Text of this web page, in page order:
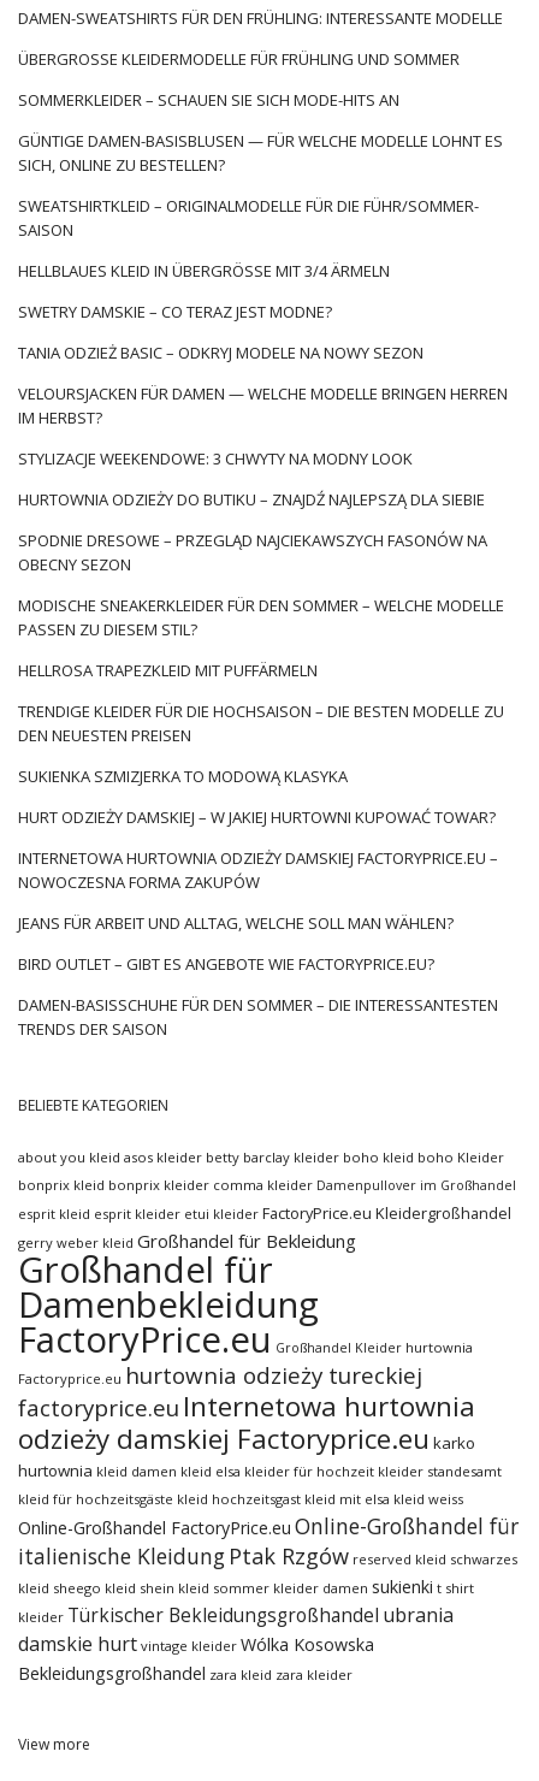
DAMEN-SWEATSHIRTS FÜR DEN FRÜHLING: INTERESSANTE MODELLE
ÜBERGROSSE KLEIDERMODELLE FÜR FRÜHLING UND SOMMER
SOMMERKLEIDER – SCHAUEN SIE SICH MODE-HITS AN
GÜNTIGE DAMEN-BASISBLUSEN — FÜR WELCHE MODELLE LOHNT ES
SICH, ONLINE ZU BESTELLEN?
SWEATSHIRTKLEID – ORIGINALMODELLE FÜR DIE FÜHR/SOMMER-
SAISON
HELLBLAUES KLEID IN ÜBERGRÖSSE MIT 3/4 ÄRMELN
SWETRY DAMSKIE – CO TERAZ JEST MODNE?
TANIA ODZIEŻ BASIC – ODKRYJ MODELE NA NOWY SEZON
VELOURSJACKEN FÜR DAMEN — WELCHE MODELLE BRINGEN HERREN
IM HERBST?
STYLIZACJE WEEKENDOWE: 3 CHWYTY NA MODNY LOOK
HURTOWNIA ODZIEŻY DO BUTIKU – ZNAJDŹ NAJLEPSZĄ DLA SIEBIE
SPODNIE DRESOWE – PRZEGLĄD NAJCIEKAWSZYCH FASONÓW NA
OBECNY SEZON
MODISCHE SNEAKERKLEIDER FÜR DEN SOMMER – WELCHE MODELLE
PASSEN ZU DIESEM STIL?
HELLROSA TRAPEZKLEID MIT PUFFÄRMELN
TRENDIGE KLEIDER FÜR DIE HOCHSAISON – DIE BESTEN MODELLE ZU
DEN NEUESTEN PREISEN
SUKIENKA SZMIZJERKA TO MODOWĄ KLASYKA
HURT ODZIEŻY DAMSKIEJ – W JAKIEJ HURTOWNI KUPOWAĆ TOWAR?
INTERNETOWA HURTOWNIA ODZIEŻY DAMSKIEJ FACTORYPRICE.EU –
NOWOCZESNA FORMA ZAKUPÓW
JEANS FÜR ARBEIT UND ALLTAG, WELCHE SOLL MAN WÄHLEN?
BIRD OUTLET – GIBT ES ANGEBOTE WIE FACTORYPRICE.EU?
DAMEN-BASISSCHUHE FÜR DEN SOMMER – DIE INTERESSANTESTEN
TRENDS DER SAISON
BELIEBTE KATEGORIEN
about you kleid asos kleider betty barclay kleider boho kleid boho Kleider
bonprix kleid bonprix kleider comma kleider Damenpullover im Großhandel
esprit kleid esprit kleider etui kleider FactoryPrice.eu Kleidergroßhandel
gerry weber kleid Großhandel für Bekleidung
Großhandel für
Damenbekleidung
FactoryPrice.eu Großhandel Kleider hurtownia
Factoryprice.eu hurtownia odzieży tureckiej
factoryprice.eu Internetowa hurtownia
odzieży damskiej Factoryprice.eu karko
hurtownia kleid damen kleid elsa kleider für hochzeit kleider standesamt
kleid für hochzeitsgäste kleid hochzeitsgast kleid mit elsa kleid weiss
Online-Großhandel FactoryPrice.eu Online-Großhandel für
italienische Kleidung Ptak Rzgów reserved kleid schwarzes
kleid sheego kleid shein kleid sommer kleider damen sukienki t shirt
kleider Türkischer Bekleidungsgroßhandel ubrania
damskie hurt vintage kleider Wólka Kosowska
Bekleidungsgroßhandel zara kleid zara kleider
View more